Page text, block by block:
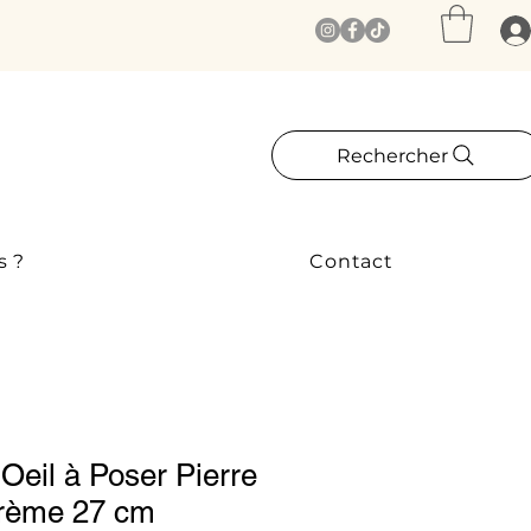
Rechercher
? Contact
à Poser Pierre
27 cm